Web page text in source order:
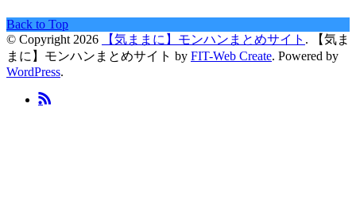
Back to Top
© Copyright 2026
【気ままに】モンハンまとめサイト .
【気ま
まに】モンハンまとめサイト by FIT-Web Create. Powered by
WordPress.